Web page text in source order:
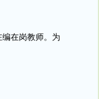
在岗教师。为